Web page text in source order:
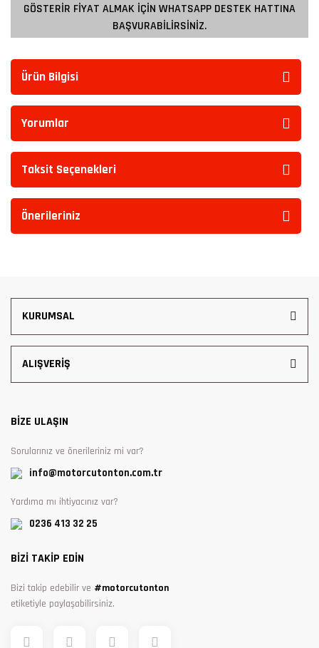
GÖSTERİR FİYAT ALMAK İÇİN WHATSAPP DESTEK HATTINA
BAŞVURABİLİRSİNİZ.
Ürün Bilgisi
Yorumlar
Taksit Seçenekleri
Önerileriniz
KURUMSAL
ALIŞVERİŞ
BİZE ULAŞIN
Sorularınız ve önerileriniz mi var?
info@motorcutonton.com.tr
Yardıma mı ihtiyacınız var?
0236 413 32 25
BİZİ TAKİP EDİN
Bizi takip edebilir ve #motorcutonton
etiketiyle paylaşabilirsiniz.